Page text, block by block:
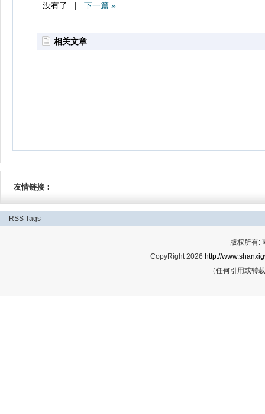
没有了 | 下一篇 »
相关文章
友情链接：
RSS Tags
版权所有:
CopyRight 2026 http://
（任何引用或转